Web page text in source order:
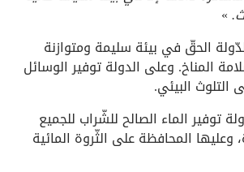
»
الحقّ في بيئة سليمة ومتوازنة
المناخ. وعلى الدولة توفير الوسائل
التلوث البيئي.
توفير الماء الصالح للشّراب للجميع
المحافظة على الثّروة المائية